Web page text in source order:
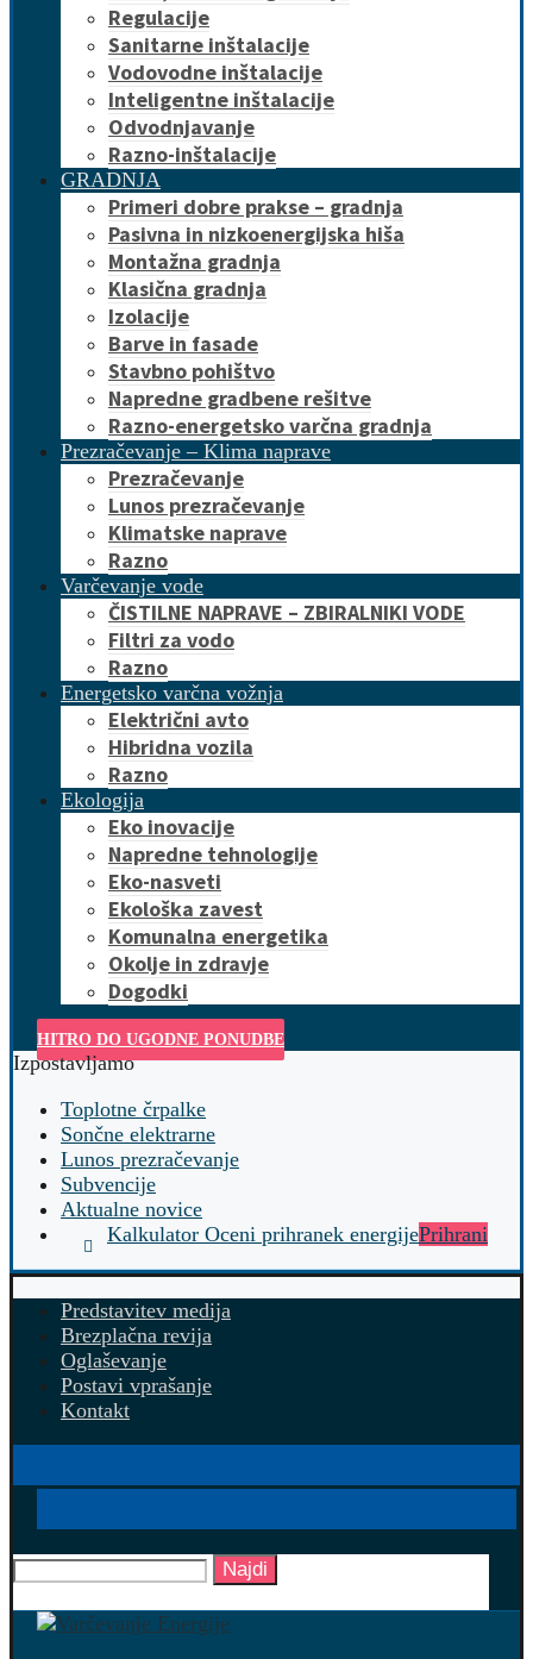
Regulacije
Sanitarne inštalacije
Vodovodne inštalacije
Inteligentne inštalacije
Odvodnjavanje
Razno-inštalacije
GRADNJA
Primeri dobre prakse – gradnja
Pasivna in nizkoenergijska hiša
Montažna gradnja
Klasična gradnja
Izolacije
Barve in fasade
Stavbno pohištvo
Napredne gradbene rešitve
Razno-energetsko varčna gradnja
Prezračevanje – Klima naprave
Prezračevanje
Lunos prezračevanje
Klimatske naprave
Razno
Varčevanje vode
ČISTILNE NAPRAVE – ZBIRALNIKI VODE
Filtri za vodo
Razno
Energetsko varčna vožnja
Električni avto
Hibridna vozila
Razno
Ekologija
Eko inovacije
Napredne tehnologije
Eko-nasveti
Ekološka zavest
Komunalna energetika
Okolje in zdravje
Dogodki
HITRO DO UGODNE PONUDBE
Izpostavljamo
Toplotne črpalke
Sončne elektrarne
Lunos prezračevanje
Subvencije
Aktualne novice
Kalkulator Oceni prihranek energijePrihrani
Predstavitev medija
Brezplačna revija
Oglaševanje
Postavi vprašanje
Kontakt
Najdi